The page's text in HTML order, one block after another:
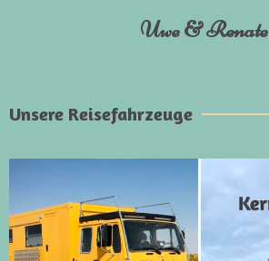
Uwe & Renate
Unsere Reisefahrzeuge